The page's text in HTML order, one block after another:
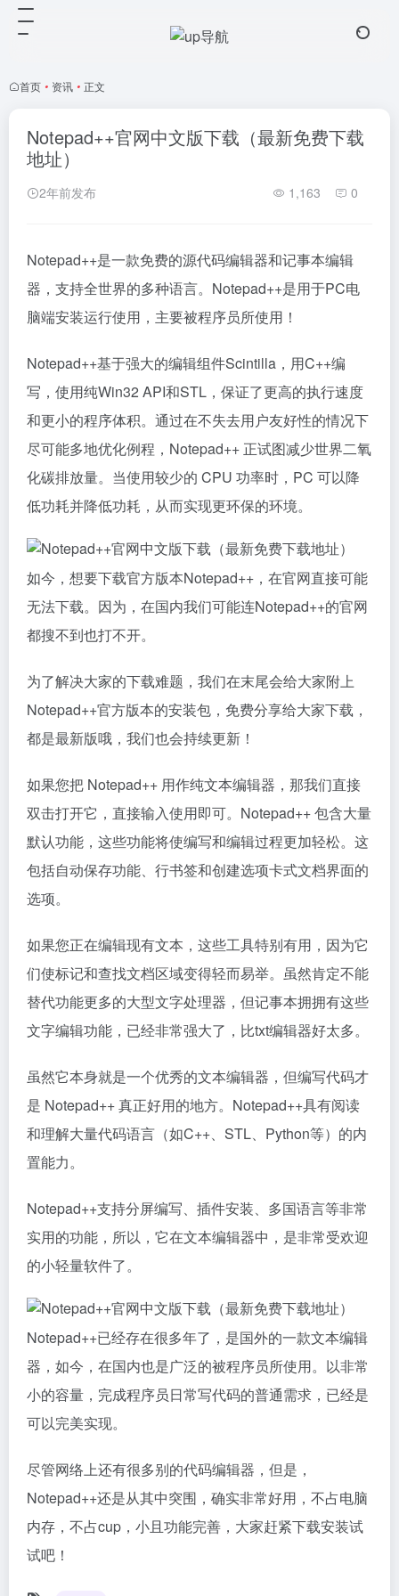
首页 • 资讯 • 正文
Notepad++官网中文版下载（最新免费下载
地址）
2年前发布 1,163 0
Notepad++是一款免费的源代码编辑器和记事本编辑
器，支持全世界的多种语言。Notepad++是用于PC电
脑端安装运行使用，主要被程序员所使用！
Notepad++基于强大的编辑组件Scintilla，用C++编
写，使用纯Win32 API和STL，保证了更高的执行速度
和更小的程序体积。通过在不失去用户友好性的情况下
尽可能多地优化例程，Notepad++ 正试图减少世界二氧
化碳排放量。当使用较少的 CPU 功率时，PC 可以降
低功耗并降低功耗，从而实现更环保的环境。
如今，想要下载官方版本Notepad++，在官网直接可能
无法下载。因为，在国内我们可能连Notepad++的官网
都搜不到也打不开。
为了解决大家的下载难题，我们在末尾会给大家附上
Notepad++官方版本的安装包，免费分享给大家下载，
都是最新版哦，我们也会持续更新！
如果您把 Notepad++ 用作纯文本编辑器，那我们直接
双击打开它，直接输入使用即可。Notepad++ 包含大量
默认功能，这些功能将使编写和编辑过程更加轻松。这
包括自动保存功能、行书签和创建选项卡式文档界面的
选项。
如果您正在编辑现有文本，这些工具特别有用，因为它
们使标记和查找文档区域变得轻而易举。虽然肯定不能
替代功能更多的大型文字处理器，但记事本拥拥有这些
文字编辑功能，已经非常强大了，比txt编辑器好太多。
虽然它本身就是一个优秀的文本编辑器，但编写代码才
是 Notepad++ 真正好用的地方。Notepad++具有阅读
和理解大量代码语言（如C++、STL、Python等）的内
置能力。
Notepad++支持分屏编写、插件安装、多国语言等非常
实用的功能，所以，它在文本编辑器中，是非常受欢迎
的小轻量软件了。
Notepad++已经存在很多年了，是国外的一款文本编辑
器，如今，在国内也是广泛的被程序员所使用。以非常
小的容量，完成程序员日常写代码的普通需求，已经是
可以完美实现。
尽管网络上还有很多别的代码编辑器，但是，
Notepad++还是从其中突围，确实非常好用，不占电脑
内存，不占cup，小且功能完善，大家赶紧下载安装试
试吧！